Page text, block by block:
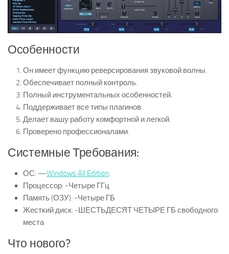
Особенности
Он имеет функцию реверсирования звуковой волны.
Обеспечивает полный контроль.
Полный инструментальных особенностей.
Поддерживает все типы плагинов.
Делает вашу работу комфортной и легкой.
Проверено профессионалами.
Системные Требования:
ОС: —Windows All Edition.
Процессор: -Четыре ГГц
Память (ОЗУ): -Четыре ГБ
Жесткий диск: -ШЕСТЬДЕСЯТ ЧЕТЫРЕ ГБ свободного
места
Что нового?